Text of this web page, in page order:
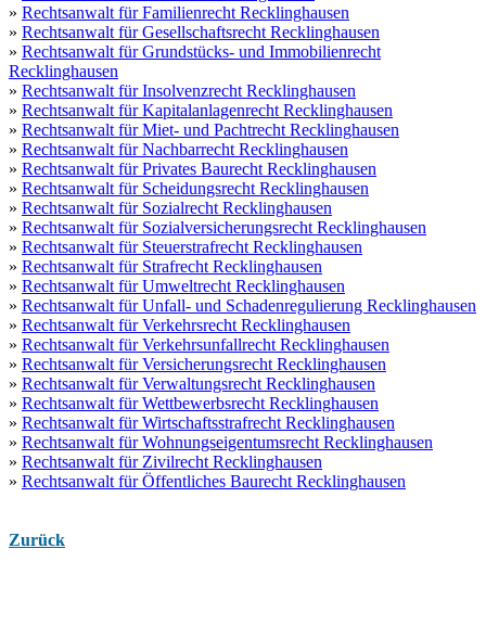
» Rechtsanwalt für Familienrecht Recklinghausen
» Rechtsanwalt für Gesellschaftsrecht Recklinghausen
» Rechtsanwalt für Grundstücks- und Immobilienrecht
Recklinghausen
» Rechtsanwalt für Insolvenzrecht Recklinghausen
» Rechtsanwalt für Kapitalanlagenrecht Recklinghausen
» Rechtsanwalt für Miet- und Pachtrecht Recklinghausen
» Rechtsanwalt für Nachbarrecht Recklinghausen
» Rechtsanwalt für Privates Baurecht Recklinghausen
» Rechtsanwalt für Scheidungsrecht Recklinghausen
» Rechtsanwalt für Sozialrecht Recklinghausen
» Rechtsanwalt für Sozialversicherungsrecht Recklinghausen
» Rechtsanwalt für Steuerstrafrecht Recklinghausen
» Rechtsanwalt für Strafrecht Recklinghausen
» Rechtsanwalt für Umweltrecht Recklinghausen
» Rechtsanwalt für Unfall- und Schadenregulierung Recklinghausen
» Rechtsanwalt für Verkehrsrecht Recklinghausen
» Rechtsanwalt für Verkehrsunfallrecht Recklinghausen
» Rechtsanwalt für Versicherungsrecht Recklinghausen
» Rechtsanwalt für Verwaltungsrecht Recklinghausen
» Rechtsanwalt für Wettbewerbsrecht Recklinghausen
» Rechtsanwalt für Wirtschaftsstrafrecht Recklinghausen
» Rechtsanwalt für Wohnungseigentumsrecht Recklinghausen
» Rechtsanwalt für Zivilrecht Recklinghausen
» Rechtsanwalt für Öffentliches Baurecht Recklinghausen
Zurück